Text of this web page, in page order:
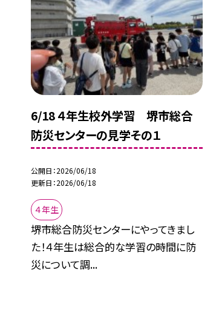
6/18 ４年生校外学習 堺市総合
防災センターの見学その１
公開日 2026/06/18
更新日 2026/06/18
４年生
堺市総合防災センターにやってきまし
た！４年生は総合的な学習の時間に防
災について調...